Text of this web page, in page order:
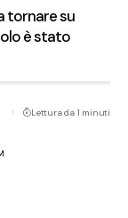
tornare su
è stato
Lettura da 1 minuti